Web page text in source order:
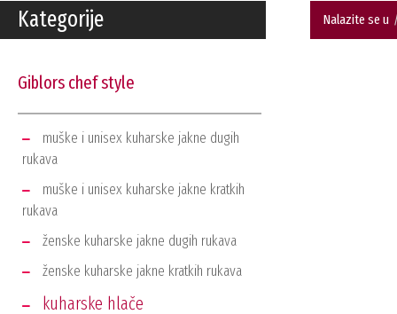
Kategorije
giblors chef style
muške i unisex kuharske jakne dugih
rukava
muške i unisex kuharske jakne kratkih
rukava
ženske kuharske jakne dugih rukava
ženske kuharske jakne kratkih rukava
kuharske hlače
Nalazite se u